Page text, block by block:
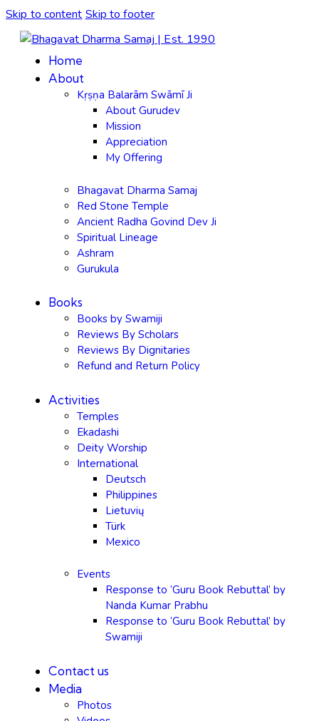
Skip to content Skip to footer
Home
About
Kṛṣṇa Balarām Swāmī Ji
About Gurudev
Mission
Appreciation
My Offering
Bhagavat Dharma Samaj
Red Stone Temple
Ancient Radha Govind Dev Ji
Spiritual Lineage
Ashram
Gurukula
Books
Books by Swamiji
Reviews By Scholars
Reviews By Dignitaries
Refund and Return Policy
Activities
Temples
Ekadashi
Deity Worship
International
Deutsch
Philippines
Lietuvių
Türk
Mexico
Events
Response to ‘Guru Book Rebuttal’ by
Nanda Kumar Prabhu
Response to ‘Guru Book Rebuttal’ by
Swamiji
Contact us
Media
Photos